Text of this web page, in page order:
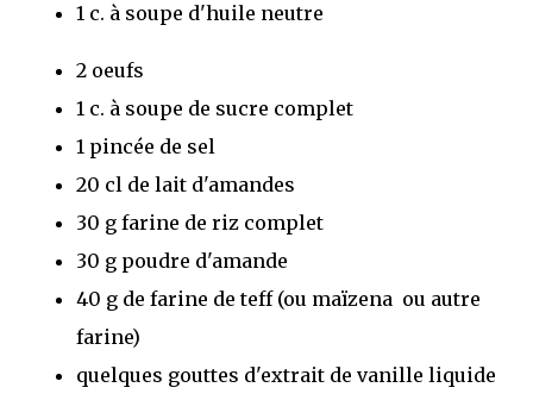
1 c. à soupe d'huile neutre
2 oeufs
1 c. à soupe de sucre complet
1 pincée de sel
20 cl de lait d'amandes
30 g farine de riz complet
30 g poudre d'amande
40 g de farine de teff (ou maïzena ou autre
farine)
quelques gouttes d'extrait de vanille liquide